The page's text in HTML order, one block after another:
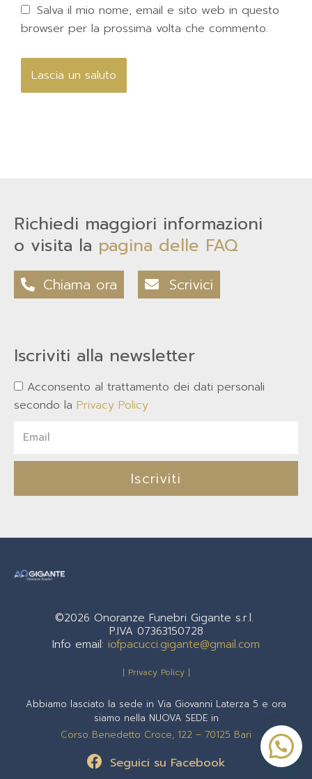
Salva il mio nome, email e sito web in questo
browser per la prossima volta che commento.
Richiedi maggiori informazioni
o visita la pagina delle FAQ
Chiama ora Scrivici
Iscriviti alla newsletter
Acconsento al trattamento dei dati personali
secondo la Privacy Policy
Iscriviti
©2026 Onoranze Funebri Gigante s.r.l.
P.IVA 07363150728
Info email: iofpacucci.gigante@gmail.com
| Privacy Policy |
Abbiamo lasciato la sede in Via Giovanni Laterza 5 e ora
siamo nella NUOVA SEDE in
Corso Benedetto Croce, 122 – 70125 Bari
Seguici su Facebook 1